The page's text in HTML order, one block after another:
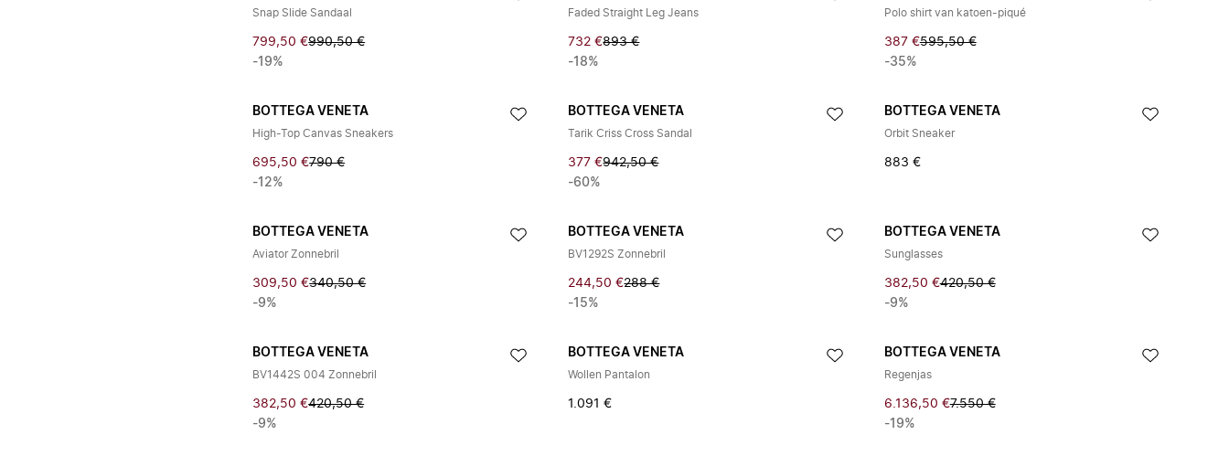
Snap Slide Sandaal
799,50 €990,50 €
-19%
Faded Straight Leg Jeans
732 €893 €
-18%
Polo shirt van katoen-piqué
387 €595,50 €
-35%
BOTTEGA VENETA
High-Top Canvas Sneakers
695,50 €790 €
-12%
BOTTEGA VENETA
Tarik Criss Cross Sandal
377 €942,50 €
-60%
BOTTEGA VENETA
Orbit Sneaker
883 €
BOTTEGA VENETA
Aviator Zonnebril
309,50 €340,50 €
-9%
BOTTEGA VENETA
BV1292S Zonnebril
244,50 €288 €
-15%
BOTTEGA VENETA
Sunglasses
382,50 €420,50 €
-9%
BOTTEGA VENETA
BV1442S 004 Zonnebril
382,50 €420,50 €
-9%
BOTTEGA VENETA
Wollen Pantalon
1.091 €
BOTTEGA VENETA
Regenjas
6.136,50 €7.550 €
-19%